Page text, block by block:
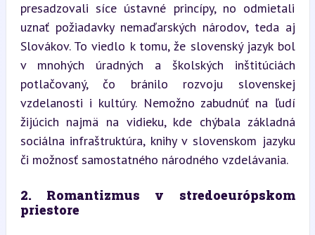
presadzovali síce ústavné princípy, no odmietali
uznať požiadavky nemaďarských národov, teda aj
Slovákov. To viedlo k tomu, že slovenský jazyk bol
v mnohých úradných a školských inštitúciách
potlačovaný, čo bránilo rozvoju slovenskej
vzdelanosti i kultúry. Nemožno zabudnúť na ľudí
žijúcich najmä na vidieku, kde chýbala základná
sociálna infraštruktúra, knihy v slovenskom jazyku
či možnosť samostatného národného vzdelávania.
2. Romantizmus v stredoeurópskom
priestore